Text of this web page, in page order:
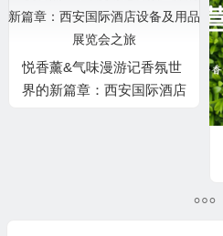
悦香薰&气味漫游记香氛世
界的新篇章：西安国际酒店